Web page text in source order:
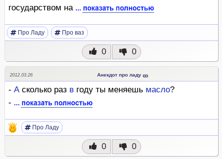
государством на
Про Ладу Про ваз
0 0
2012.03.26 Анекдот про ладу
- Асколько раз в году ты меняешь масло?
-
Про Ладу
0 0